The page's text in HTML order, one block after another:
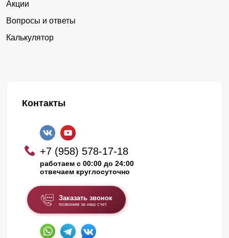
Акции
Вопросы и ответы
Калькулятор
Контакты
+7 (958) 578-17-18
работаем с 00:00 до 24:00
отвечаем круглосуточно
Заказать звонок
позвоним за наш счет